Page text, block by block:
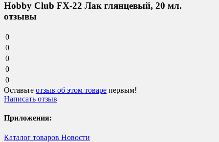
Hobby Club FX-22 Лак глянцевый, 20 мл.
отзывы
0
0
0
0
0
Оставьте отзыв об этом товаре первым!
Написать отзыв
Приложения:
Каталог товаров Новости